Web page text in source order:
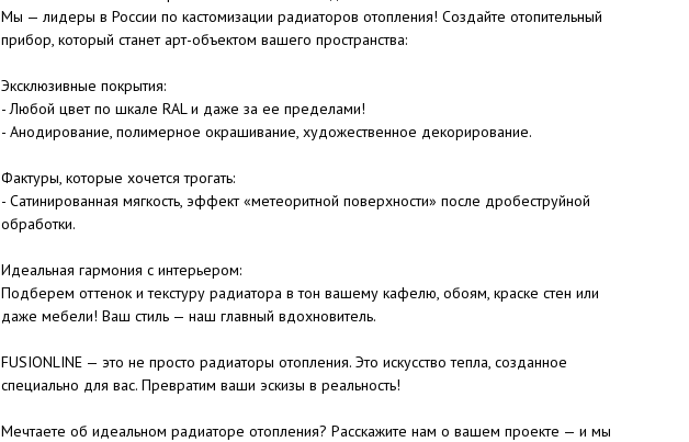
Мы — лидеры в России по кастомизации радиаторов отопления! Создайте отопительный
прибор, который станет арт-объектом вашего пространства:
Эксклюзивные покрытия:
- Любой цвет по шкале RAL и даже за ее пределами!
- Анодирование, полимерное окрашивание, художественное декорирование.
Фактуры, которые хочется трогать:
- Сатинированная мягкость, эффект «метеоритной поверхности» после дробеструйной
обработки.
Идеальная гармония с интерьером:
Подберем оттенок и текстуру радиатора в тон вашему кафелю, обоям, краске стен или
даже мебели! Ваш стиль — наш главный вдохновитель.
FUSIONLINE — это не просто радиаторы отопления. Это искусство тепла, созданное
специально для вас. Превратим ваши эскизы в реальность!
Мечтаете об идеальном радиаторе отопления? Расскажите нам о вашем проекте — и мы